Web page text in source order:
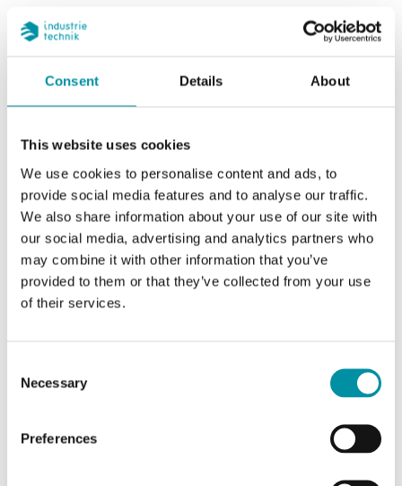
Consent Details About
This website uses cookies
We use cookies to personalise content and ads, to
provide social media features and to analyse our traffic.
We also share information about your use of our site with
our social media, advertising and analytics partners who
may combine it with other information that you’ve
provided to them or that they’ve collected from your use
of their services.
Selection
Necessary
Preferences
Impedenza di carico uscita
20…500 Ω
Intervallo di misura della
Precisione, sensore di
pressione 1
< ±2% del
fondo scala %
Diff. max consentito sensore
di pressione 1
60 kPa
Tempo di risposta
Segnale di uscita